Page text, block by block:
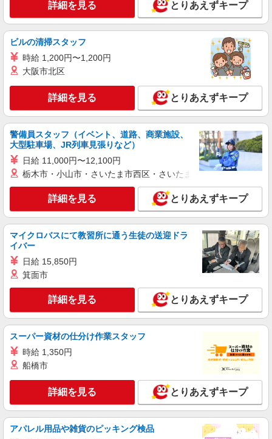
ライフ浅草店（店舗コード834）
ライフ浅草店 東京都台東区西浅草3-18-17
キープ 詳細を見る
ライフ浅草店（店舗コード834）
品出し（商品陳列）
時給1,235円
ライフ浅草店 東京都台東区西浅草3-18-17
キープ 詳細を見る
アルバイト
ライフ浅草店（店舗コード834）
ライフ浅草店 東京都台東区西浅草3-18-17
キープ 詳細を見る
アルバイト
ライフ新御徒町店（店舗コード617）
時給1,235円以上
ライフ新御徒町店 東京都台東区小島2-8-7
キープ 詳細を見る
詳細を見る とりあえずキープ
ビルの清掃スタッフ
時給 1,200円〜1,200円
大阪市北区
詳細を見る とりあえずキープ
警備員スタッフ（イベント、道路、商業施設、
大型駐車場、JR列車見張りなど）
日給 11,000円〜12,100円
栃木市・小山市・さいたま市西区・さいたま市岩槻区・久喜市・
詳細を見る とりあえずキープ
マイクロバスにて教習所に通う生徒の送迎ドラ
イバー
日給 15,850円
箕面市
詳細を見る とりあえずキープ
スーパー資材の仕分け作業スタッフ
時給 1,350円
船橋市
詳細を見る とりあえずキープ
アパレル用品や雑貨のピッキング検品